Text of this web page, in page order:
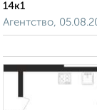
14к1
Агентство,